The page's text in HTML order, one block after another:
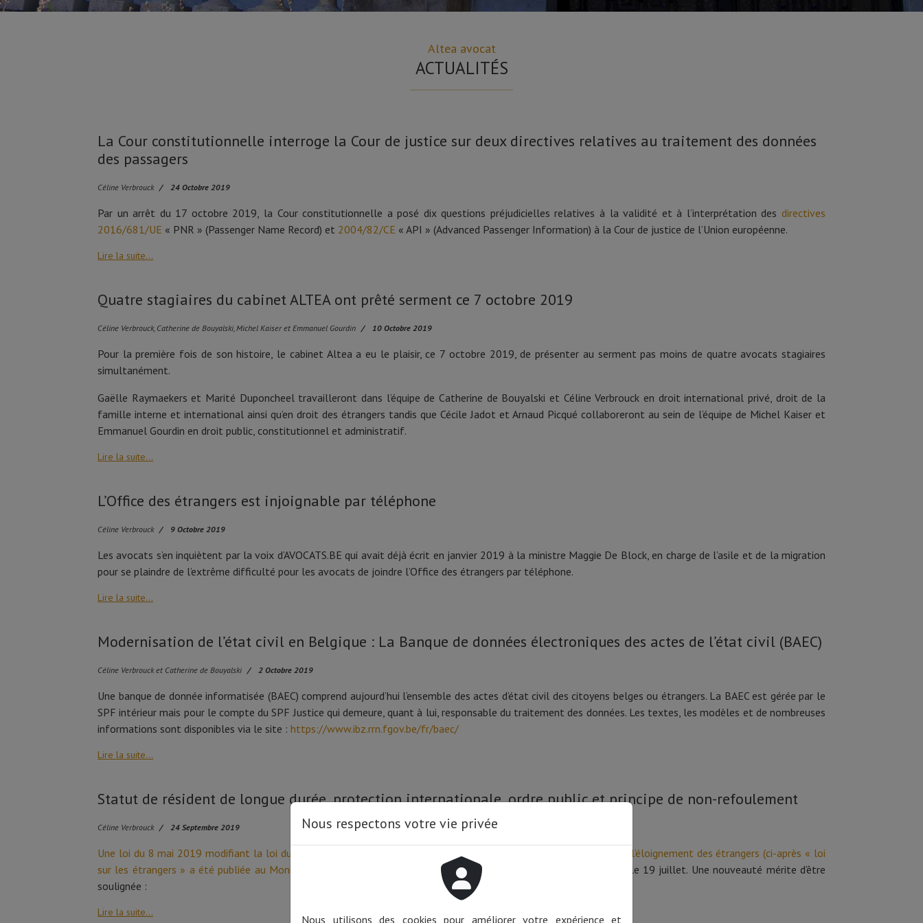
Altea avocat
ACTUALITÉS
La Cour constitutionnelle interroge la Cour de justice sur deux directives relatives au traitement des données
des passagers
Céline Verbrouck 24 Octobre 2019
Par un arrêt du 17 octobre 2019, la Cour constitutionnelle a posé dix questions préjudicielles relatives à la validité et à l’interprétation des directives
2016/681/UE « PNR » (Passenger Name Record) et 2004/82/CE « API » (Advanced Passenger Information) à la Cour de justice de l’Union européenne.
Lire la suite...
Quatre stagiaires du cabinet ALTEA ont prêté serment ce 7 octobre 2019
Céline Verbrouck, Catherine de Bouyalski, Michel Kaiser et Emmanuel Gourdin 10 Octobre 2019
Pour la première fois de son histoire, le cabinet Altea a eu le plaisir, ce 7 octobre 2019, de présenter au serment pas moins de quatre avocats stagiaires
simultanément.
Gaëlle Raymaekers et Marité Duponcheel travailleront dans l’équipe de Catherine de Bouyalski et Céline Verbrouck en droit international privé, droit de la
famille interne et international ainsi qu’en droit des étrangers tandis que Cécile Jadot et Arnaud Picqué collaboreront au sein de l’équipe de Michel Kaiser et
Emmanuel Gourdin en droit public, constitutionnel et administratif.
Lire la suite...
L’Office des étrangers est injoignable par téléphone
Céline Verbrouck 9 Octobre 2019
Les avocats s’en inquiètent par la voix d’AVOCATS.BE qui avait déjà écrit en janvier 2019 à la ministre Maggie De Block, en charge de l’asile et de la migration
pour se plaindre de l’extrême difficulté pour les avocats de joindre l’Office des étrangers par téléphone.
Lire la suite...
Modernisation de l’état civil en Belgique : La Banque de données électroniques des actes de l’état civil (BAEC)
Céline Verbrouck et Catherine de Bouyalski 2 Octobre 2019
Une banque de donnée informatisée (BAEC) comprend aujourd’hui l’ensemble des actes d’état civil des citoyens belges ou étrangers. La BAEC est gérée par le
SPF intérieur mais pour le compte du SPF Justice qui demeure, quant à lui, responsable du traitement des données. Les textes, les modèles et de nombreuses
informations sont disponibles via le site : https://www.ibz.rrn.fgov.be/fr/baec/
Lire la suite...
Statut de résident de longue durée, protection internationale, ordre public et principe de non-refoulement
Céline Verbrouck 24 Septembre 2019
Une loi du 8 mai 2019 modifiant la loi du 15 décembre 1980 sur l’accès au territoire, le séjour, l’établissement et l’éloignement des étrangers (ci-après « loi
sur les étrangers » a été publiée au Moniteur belge le 9 juillet 2019
(pp. 69181 et ss.) et est entrée en vigueur le 19 juillet. Une nouveauté mérite d’être
soulignée :
Lire la suite...
Nous respectons votre vie privée
Nous utilisons des cookies pour améliorer votre expérience et